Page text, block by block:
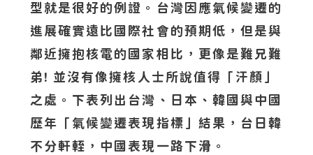
型就是很好的例證。台灣因應氣候變遷的
進展確實遠比國際社會的預期低，但是與
鄰近擁抱核電的國家相比，更像是難兄難
弟! 並沒有像擁核人士所說值得「汗顏」
之處。下表列出台灣、日本、韓國與中國
歷年「氣候變遷表現指標」結果，台日韓
不分軒輊，中國表現一路下滑。